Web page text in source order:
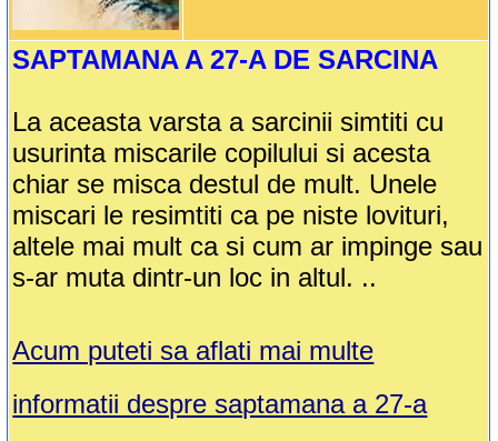
SAPTAMANA A 27-A DE SARCINA
La aceasta varsta a sarcinii simtiti cu
usurinta miscarile copilului si acesta
chiar se misca destul de mult. Unele
miscari le resimtiti ca pe niste lovituri,
altele mai mult ca si cum ar impinge sau
s-ar muta dintr-un loc in altul. ..
Acum puteti sa aflati mai multe
informatii despre saptamana a 27-a